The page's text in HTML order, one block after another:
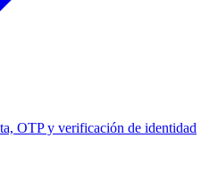
OTP y verificación de identidad